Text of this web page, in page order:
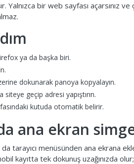
Yalnızca bir web sayfası açarsınız
ya da başka biri.
dokunarak panoya kopyalayın.
geçip adresi yapıştırın.
kutuda otomatik belirir.
ana ekran
tarayıcı menüsünden ana ekrana
kayıtta tek dokunuş uzağınızda